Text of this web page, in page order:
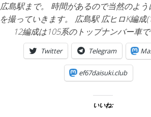
広島駅まで。 時間があるので当然のよ
を撮っていきます。 広島駅 広ヒロK編成
12編成は105系のトップナンバー車
Twitter Telegram
ef67daisuki.club
いいね: